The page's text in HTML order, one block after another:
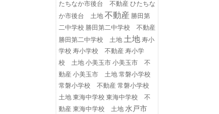
たちなか市後台 不動産 ひたちな
か市後台 土地 不動産 勝田第
二中学校 勝田第二中学校 不動産
勝田第二中学校 土地 土地 寿小
学校 寿小学校 不動産 寿小学
校 土地 小美玉市 小美玉市 不
動産 小美玉市 土地 常磐小学校
常磐小学校 不動産 常磐小学校
土地 東海中学校 東海中学校 不
動産 東海中学校 土地 水戸市